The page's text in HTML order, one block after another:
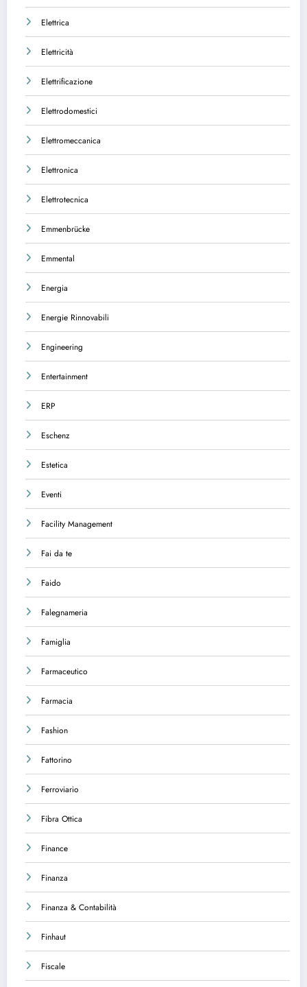
Elettrica
Elettricità
Elettrificazione
Elettrodomestici
Elettromeccanica
Elettronica
Elettrotecnica
Emmenbrücke
Emmental
Energia
Energie Rinnovabili
Engineering
Entertainment
ERP
Eschenz
Estetica
Eventi
Facility Management
Fai da te
Faido
Falegnameria
Famiglia
Farmaceutico
Farmacia
Fashion
Fattorino
Ferroviario
Fibra Ottica
Finance
Finanza
Finanza & Contabilità
Finhaut
Fiscale